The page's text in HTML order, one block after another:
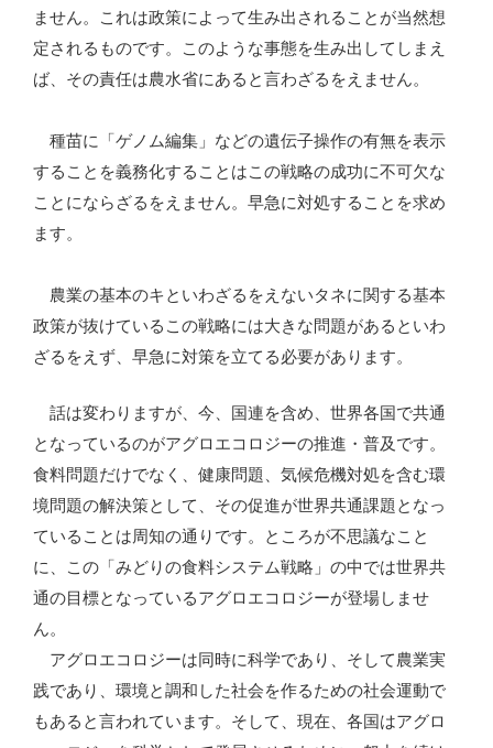
ません。これは政策によって生み出されることが当然想
定されるものです。このような事態を生み出してしまえ
ば、その責任は農水省にあると言わざるをえません。
種苗に「ゲノム編集」などの遺伝子操作の有無を表示
することを義務化することはこの戦略の成功に不可欠な
ことにならざるをえません。早急に対処することを求め
ます。
農業の基本のキといわざるをえないタネに関する基本
政策が抜けているこの戦略には大きな問題があるといわ
ざるをえず、早急に対策を立てる必要があります。
話は変わりますが、今、国連を含め、世界各国で共通
となっているのがアグロエコロジーの推進・普及です。
食料問題だけでなく、健康問題、気候危機対処を含む環
境問題の解決策として、その促進が世界共通課題となっ
ていることは周知の通りです。ところが不思議なこと
に、この「みどりの食料システム戦略」の中では世界共
通の目標となっているアグロエコロジーが登場しませ
ん。
アグロエコロジーは同時に科学であり、そして農業実
践であり、環境と調和した社会を作るための社会運動で
もあると言われています。そして、現在、各国はアグロ